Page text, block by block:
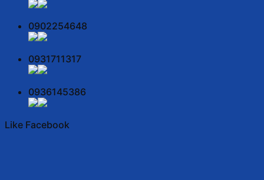
0902254648
0931711317
0936145386
Like Facebook